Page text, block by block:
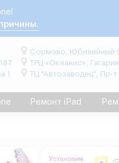
1
Сормово, Юбилейный
ТРЦ «Океанис»,
ТЦ "Автозаводец", Пр-т
Ремонт iPad